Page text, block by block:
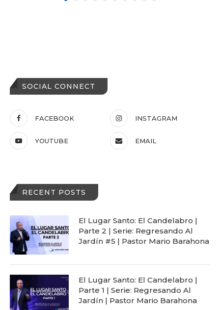
SOCIAL CONNECT
FACEBOOK INSTAGRAM
YOUTUBE EMAIL
RECENT POSTS
El Lugar Santo: El Candelabro |
Parte 2 | Serie: Regresando Al
Jardín #5 | Pastor Mario Barahona
El Lugar Santo: El Candelabro |
Parte 1 | Serie: Regresando Al
Jardín | Pastor Mario Barahona